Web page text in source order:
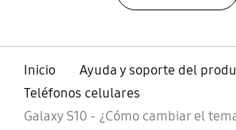
Inicio
Ayuda y soporte del
Teléfonos celulares
Galaxy S10 - ¿Cómo cambiar el